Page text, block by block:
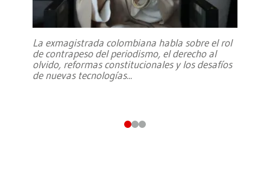
La exmagistrada colombiana habla sobre el rol
de contrapeso del periodismo, el derecho al
olvido, reformas constitucionales y los desafíos
de nuevas tecnologías...